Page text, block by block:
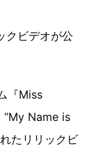
クビデオが公
『Miss
Name is
たリリックビ